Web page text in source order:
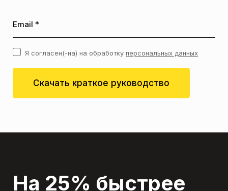
Email *
Скачать краткое руководство
Я согласен(-на) на обработку персональных данных
На 25% быстрее